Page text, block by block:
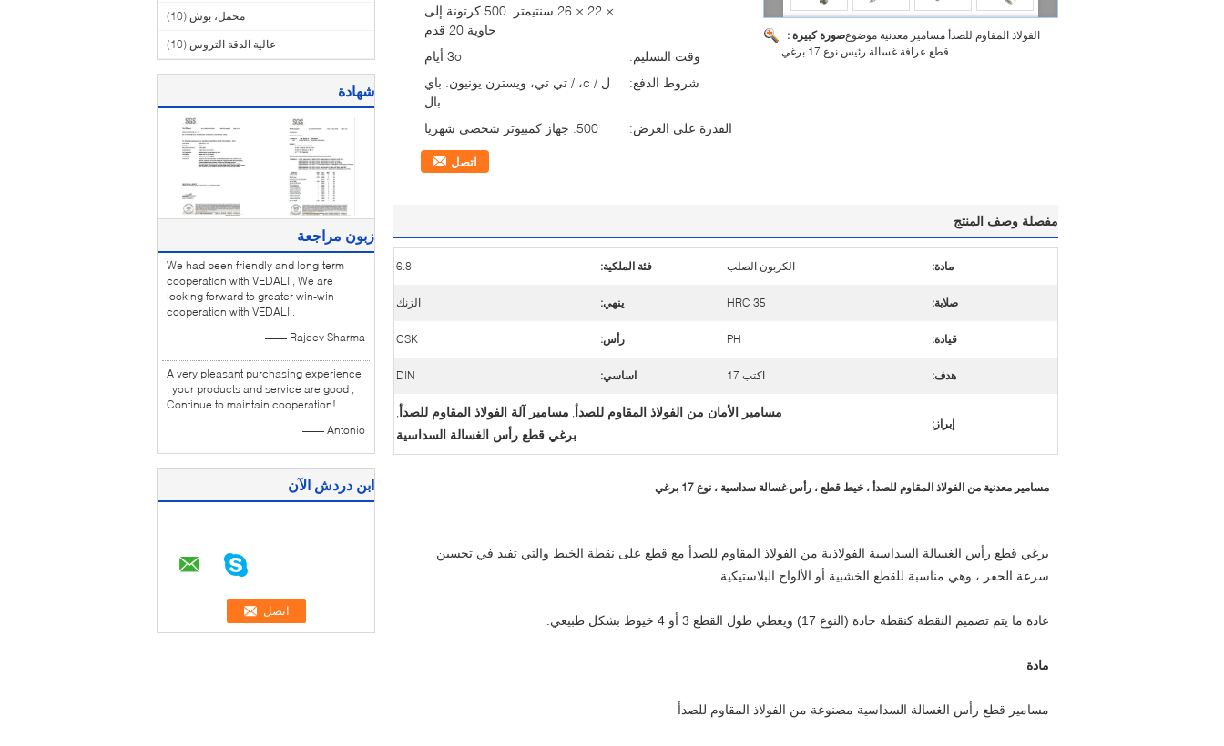
محمل، بوش (10)
عالية الدقة التروس (10)
شهادة
زبون مراجعة
We had been friendly and long-term
cooperation with VEDALI , We are
looking forward to greater win-win
cooperation with VEDALI .
—— Rajeev Sharma
A very pleasant purchasing experience
, your products and service are good ,
Continue to maintain cooperation!
—— Antonio
ابن دردش الآن
صورة كبيرة :الفولاذ المقاوم للصدأ مسامير معدنية موضوع
قطع عرافة غسالة رئيس نوع 17 برغي
× 22 × 26 سنتيمتر. 500 كرتونة إلى
حاوية 20 قدم
وقت التسليم:
3o أيام
شروط الدفع:
ل / c، / تي تي، ويسترن يونيون. باي
بال
القدرة على العرض:
500. جهاز كمبيوتر شخصى شهريا
اتصل
مفصلة وصف المنتج
مادة: الكربون الصلب فئة الملكية: 6.8
صلابة: HRC 35 ينهي: الزنك
قيادة: PH رأس: CSK
هدف: اكتب 17 اساسي: DIN
إبراز:
مسامير الأمان من الفولاذ المقاوم للصدأ, مسامير آلة الفولاذ المقاوم للصدأ,
برغي قطع رأس الغسالة السداسية
مسامير معدنية من الفولاذ المقاوم للصدأ ، خيط قطع ، رأس غسالة سداسية ، نوع 17 برغي
برغي قطع رأس الغسالة السداسية الفولاذية من الفولاذ المقاوم للصدأ مع قطع على نقطة الخيط والتي تفيد في تحسين
سرعة الحفر ، وهي مناسبة للقطع الخشبية أو الألواح البلاستيكية.
عادة ما يتم تصميم النقطة كنقطة حادة (النوع 17) ويغطي طول القطع 3 أو 4 خيوط بشكل طبيعي.
مادة
مسامير قطع رأس الغسالة السداسية مصنوعة من الفولاذ المقاوم للصدأ